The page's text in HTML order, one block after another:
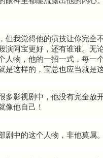
但我觉得他的演技让你完全
演阿宝更好 ，还有谁谁。无
人物，他的一招一式，每一
是这样的，宝总也应当就是
多影视剧中，他没有完全放
像他自己！
剧中的这个人物，非他莫属